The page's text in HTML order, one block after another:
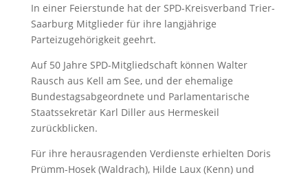
In einer Feierstunde hat der SPD-Kreisverband Trier-
Saarburg Mitglieder für ihre langjährige
Parteizugehörigkeit geehrt.
Auf 50 Jahre SPD-Mitgliedschaft können Walter
Rausch aus Kell am See, und der ehemalige
Bundestagsabgeordnete und Parlamentarische
Staatssekretär Karl Diller aus Hermeskeil
zurückblicken.
Für ihre herausragenden Verdienste erhielten Doris
Prümm-Hosek (Waldrach), Hilde Laux (Kenn) und